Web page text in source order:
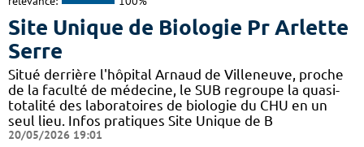
Site Unique de Biologie Pr Arlette
Serre
Situé derrière l'hôpital Arnaud de Villeneuve, proche
de la faculté de médecine, le SUB regroupe la quasi-
totalité des laboratoires de biologie du CHU en un
seul lieu. Infos pratiques Site Unique de B
20/05/2026 19:01